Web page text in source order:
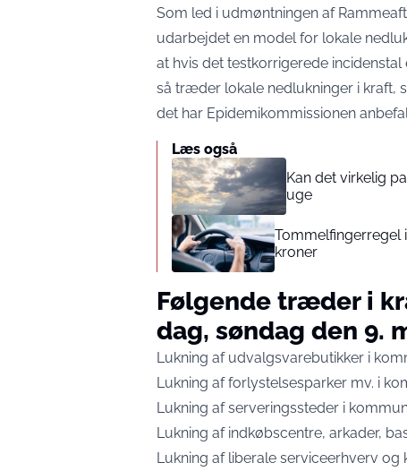
Som led i udmøntningen af
udarbejdet en model for lokale
at hvis det testkorrigerede
så træder lokale nedlukninger i kraft,
det har Epidemikommissionen
Læs også
Kan det virkelig
uge
Tommelfingerregel
kroner
Følgende træder i
dag, søndag den 9.
Lukning af udvalgsvarebutikker i
Lukning af forlystelsesparker mv. i
Lukning af serveringssteder i
Lukning af indkøbscentre, arkader,
Lukning af liberale serviceerhverv